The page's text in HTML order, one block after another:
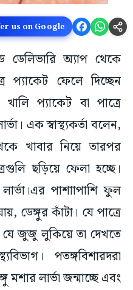
us on Google
ডেলিভারি অ্যাপ থেকে
প্যাকেট ফেলে দিচ্ছেন
প্যাকেট বা পাত্রে
এক স্বাস্থ্যকর্তা বলেন,
খাবার নিয়ে তারপর
ছড়িয়ে ফেলা হচ্ছে।
পাশাাপাশি ফুল
ডেঙ্গুর কাঁটা। যে পাত্রে
যে জুজু লুকিয়ে তা দেখতে
পতঙ্গবিশারদরা
মশার লার্ভা জন্মাচ্ছে এবং